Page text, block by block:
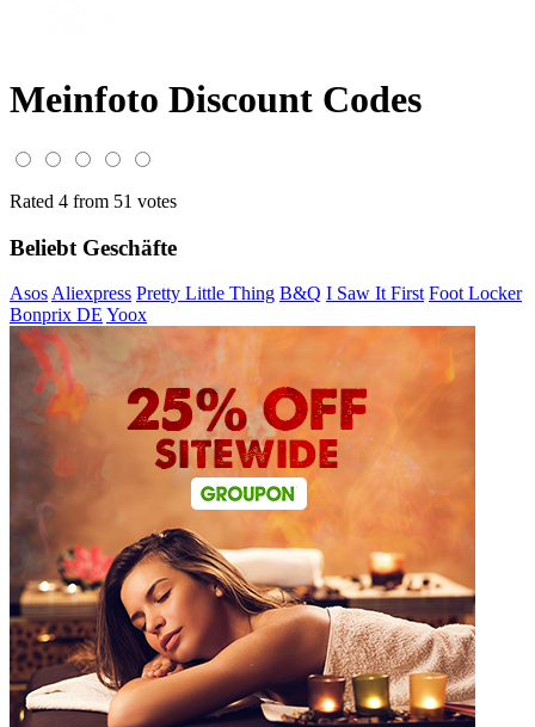
Meinfoto Discount Codes
Rated 4 from 51 votes
Beliebt Geschäfte
Asos Aliexpress Pretty Little Thing B&Q I Saw It First Foot Locker
Bonprix DE Yoox